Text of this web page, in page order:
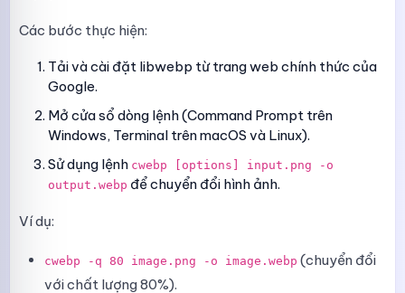
Các bước thực hiện:
Tải và cài đặt libwebp từ trang web chính thức của
Google.
Mở cửa sổ dòng lệnh (Command Prompt trên
Windows, Terminal trên macOS và Linux).
Sử dụng lệnh cwebp [options] input.png -o
output.webp để chuyển đổi hình ảnh.
Ví dụ:
cwebp -q 80 image.png -o image.webp (chuyển đổi
với chất lượng 80%).